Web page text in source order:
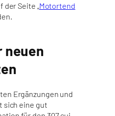
der Seite „Motortend
neuen
Ergänzungen und
sich eine gut